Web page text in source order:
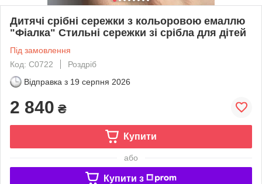
Дитячі срібні сережки з кольоровою емаллю
"Фіалка" Стильні сережки зі срібла для дітей
Під замовлення
Код: С0722
Роздріб
Відправка з 19 серпня 2026
2 840 ₴
Купити
або
Купити з